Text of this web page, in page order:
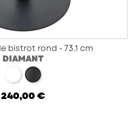
bistrot rond - 73.1 cm
DIAMANT
blanc noir
240,00 €